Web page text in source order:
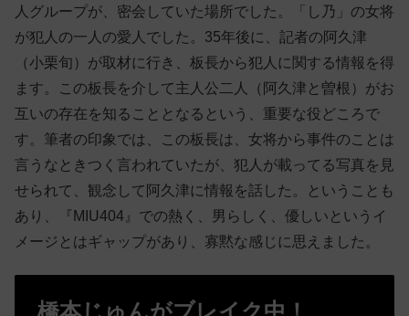
人グループが、密会していた場所でした。「し乃」の女将
が犯人の一人の愛人でした。35年後に、記者の阿久津
（小栗旬）が取材に行き、板長から犯人に関する情報を得
ます。この板長を介して主人公二人（阿久津と曽根）がお
互いの存在を知ることとなるという、重要な役どころで
す。筆者の印象では、この板長は、女将から事件のことは
言うなときつく言われていたが、犯人が載ってる写真を見
せられて、観念して阿久津に情報を話した。ということも
あり、『MIU404』での熱く、男らしく、優しいというイ
メージとはギャップがあり、寡黙な感じに思えました。